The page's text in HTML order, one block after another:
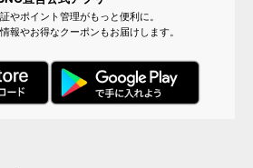
やポイント管理がもっと便利に。
報やお得なクーポンもお届けします。